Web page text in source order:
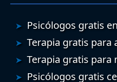
Psicólogos gratis
Terapia gratis para
Terapia gratis para
Psicólogos gratis